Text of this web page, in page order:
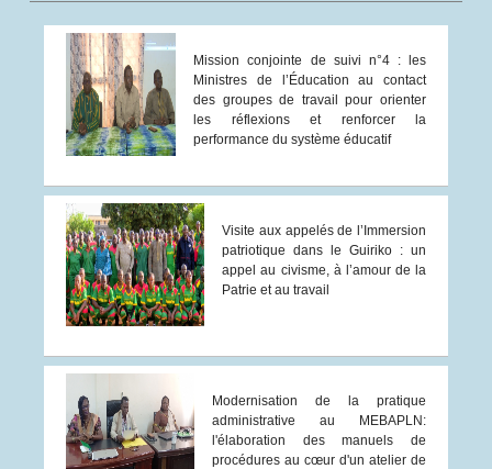
Mission conjointe de suivi n°4 : les
Ministres de l’Éducation au contact
des groupes de travail pour orienter
les réflexions et renforcer la
performance du système éducatif
Visite aux appelés de l’Immersion
patriotique dans le Guiriko : un
appel au civisme, à l’amour de la
Patrie et au travail
Modernisation de la pratique
administrative au MEBAPLN:
l'élaboration des manuels de
procédures au cœur d'un atelier de